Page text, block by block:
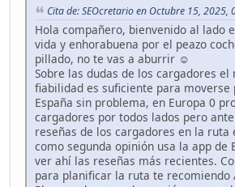
Cita de: SEOcretario en Octubre 15, 2025,
Hola compañero, bienvenido al lado
vida y enhorabuena por el peazo
pillado, no te vas a aburrir ☺️
Sobre las dudas de los cargadores el
fiabilidad es suficiente para moverse
España sin problema, en Europa 0
cargadores por todos lados pero
reseñas de los cargadores en la ruta
como segunda opinión usa la app de
ver ahí las reseñas más recientes.
para planificar la ruta te recomiendo